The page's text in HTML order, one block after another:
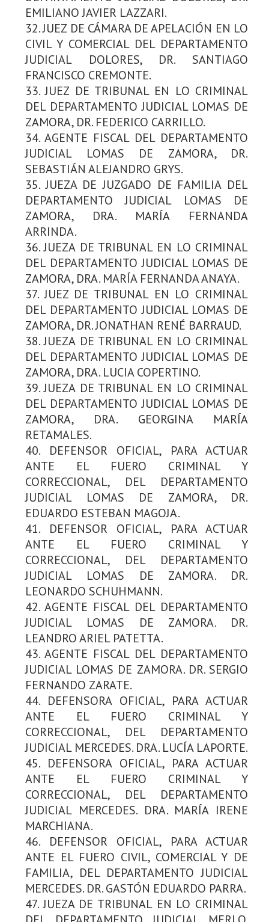
EMILIANO JAVIER LAZZARI.
32. JUEZ DE CÁMARA DE APELACIÓN EN LO
CIVIL Y COMERCIAL DEL DEPARTAMENTO
JUDICIAL DOLORES, DR. SANTIAGO
FRANCISCO CREMONTE.
33. JUEZ DE TRIBUNAL EN LO CRIMINAL
DEL DEPARTAMENTO JUDICIAL LOMAS DE
ZAMORA, DR. FEDERICO CARRILLO.
34. AGENTE FISCAL DEL DEPARTAMENTO
JUDICIAL LOMAS DE ZAMORA, DR.
SEBASTIÁN ALEJANDRO GRYS.
35. JUEZA DE JUZGADO DE FAMILIA DEL
DEPARTAMENTO JUDICIAL LOMAS DE
ZAMORA, DRA. MARÍA FERNANDA
ARRINDA.
36. JUEZA DE TRIBUNAL EN LO CRIMINAL
DEL DEPARTAMENTO JUDICIAL LOMAS DE
ZAMORA, DRA. MARÍA FERNANDA ANAYA.
37. JUEZ DE TRIBUNAL EN LO CRIMINAL
DEL DEPARTAMENTO JUDICIAL LOMAS DE
ZAMORA, DR. JONATHAN RENÉ BARRAUD.
38. JUEZA DE TRIBUNAL EN LO CRIMINAL
DEL DEPARTAMENTO JUDICIAL LOMAS DE
ZAMORA, DRA. LUCIA COPERTINO.
39. JUEZA DE TRIBUNAL EN LO CRIMINAL
DEL DEPARTAMENTO JUDICIAL LOMAS DE
ZAMORA, DRA. GEORGINA MARÍA
RETAMALES.
40. DEFENSOR OFICIAL, PARA ACTUAR
ANTE EL FUERO CRIMINAL Y
CORRECCIONAL, DEL DEPARTAMENTO
JUDICIAL LOMAS DE ZAMORA, DR.
EDUARDO ESTEBAN MAGOJA.
41. DEFENSOR OFICIAL, PARA ACTUAR
ANTE EL FUERO CRIMINAL Y
CORRECCIONAL, DEL DEPARTAMENTO
JUDICIAL LOMAS DE ZAMORA. DR.
LEONARDO SCHUHMANN.
42. AGENTE FISCAL DEL DEPARTAMENTO
JUDICIAL LOMAS DE ZAMORA. DR.
LEANDRO ARIEL PATETTA.
43. AGENTE FISCAL DEL DEPARTAMENTO
JUDICIAL LOMAS DE ZAMORA. DR. SERGIO
FERNANDO ZARATE.
44. DEFENSORA OFICIAL, PARA ACTUAR
ANTE EL FUERO CRIMINAL Y
CORRECCIONAL, DEL DEPARTAMENTO
JUDICIAL MERCEDES. DRA. LUCÍA LAPORTE.
45. DEFENSORA OFICIAL, PARA ACTUAR
ANTE EL FUERO CRIMINAL Y
CORRECCIONAL, DEL DEPARTAMENTO
JUDICIAL MERCEDES. DRA. MARÍA IRENE
MARCHIANA.
46. DEFENSOR OFICIAL, PARA ACTUAR
ANTE EL FUERO CIVIL, COMERCIAL Y DE
FAMILIA, DEL DEPARTAMENTO JUDICIAL
MERCEDES. DR. GASTÓN EDUARDO PARRA.
47. JUEZA DE TRIBUNAL EN LO CRIMINAL